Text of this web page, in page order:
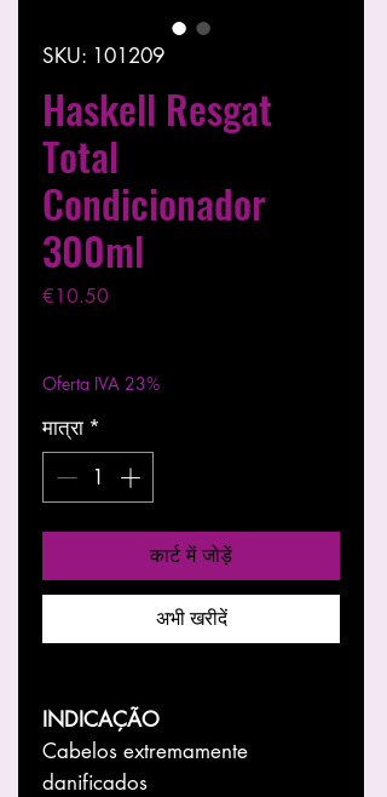
SKU: 101209
Haskell Resgat
Total
Condicionador
300ml
€10.50मूल्य
Oferta IVA 23%
मात्रा *
कार्ट में जोड़ें
अभी खरीदें
INDICAÇÃO
Cabelos extremamente
danificados